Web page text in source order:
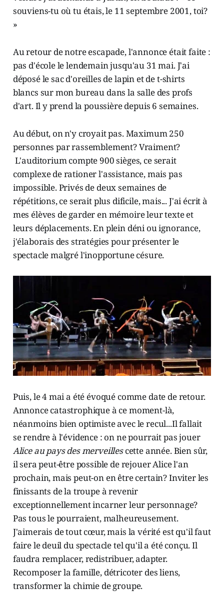
souviens-tu où tu étais, le 11 septembre 2001, toi?
»
Au retour de notre escapade, l'annonce était faite :
pas d'école le lendemain jusqu'au 31 mai. J'ai
déposé le sac d'oreilles de lapin et de t-shirts
blancs sur mon bureau dans la salle des profs
d'art. Il y prend la poussière depuis 6 semaines.
Au début, on n'y croyait pas. Maximum 250
personnes par rassemblement? Vraiment?
L'auditorium compte 900 sièges, ce serait
complexe de rationer l'assistance, mais pas
impossible. Privés de deux semaines de
répétitions, ce serait plus dificile, mais... J'ai écrit à
mes élèves de garder en mémoire leur texte et
leurs déplacements. En plein déni ou ignorance,
j'élaborais des stratégies pour présenter le
spectacle malgré l'inopportune césure.
Puis, le 4 mai a été évoqué comme date de retour.
Annonce catastrophique à ce moment-là,
néanmoins bien optimiste avec le recul...Il fallait
se rendre à l'évidence : on ne pourrait pas jouer
Alice au pays des merveillescette année. Bien sûr,
il sera peut-être possible de rejouer Alice l'an
prochain, mais peut-on en être certain? Inviter les
finissants de la troupe à revenir
exceptionnellement incarner leur personnage?
Pas tous le pourraient, malheureusement.
J'aimerais de tout cœur, mais la vérité est qu'il faut
faire le deuil du spectacle tel qu'il a été conçu. Il
faudra remplacer, redistribuer, adapter.
Recomposer la famille, détricoter des liens,
transformer la chimie de groupe.